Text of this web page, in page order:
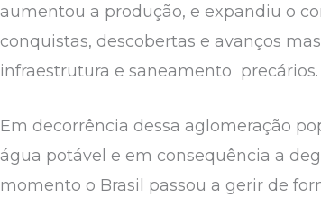
aumentou a produção, e expandiu o
conquistas, descobertas e avanços
infraestrutura e saneamento precários.
Em decorrência dessa aglomeração
água potável e em consequência a
momento o Brasil passou a gerir de